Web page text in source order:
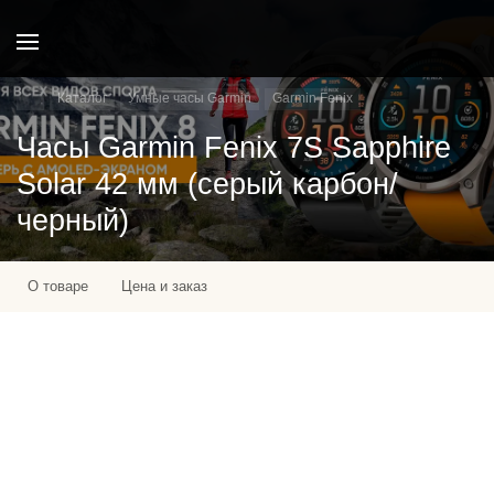
Каталог Умные часы Garmin Garmin Fenix
Часы Garmin Fenix 7S Sapphire
Solar 42 мм (серый карбон/
черный)
О товаре Цена и заказ